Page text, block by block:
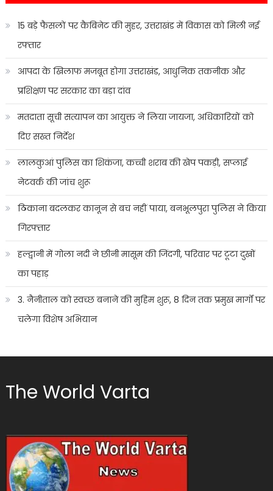
15 बड़े फैसलों पर कैबिनेट की मुहर, उत्तराखंड में विकास को मिली नई
रफ्तार
आपदा के खिलाफ मजबूत होगा उत्तराखंड, आधुनिक तकनीक और
प्रशिक्षण पर सरकार का बड़ा दांव
मतदाता सूची सत्यापन का आयुक्त ने लिया जायजा, अधिकारियों को
दिए सख्त निर्देश
लालकुआं पुलिस का शिकंजा, कच्ची शराब की खेप पकड़ी, सप्लाई
नेटवर्क की जांच शुरू
ठिकाना बदलकर कानून से बच नहीं पाया, बनभूलपुरा पुलिस ने किया
गिरफ्तार
हल्द्वानी में गोला नदी ने छीनी मासूम की जिंदगी, परिवार पर टूटा दुखों
का पहाड़
3. नैनीताल को स्वच्छ बनाने की मुहिम शुरू, 8 दिन तक प्रमुख मार्गों पर
चलेगा विशेष अभियान
The World Varta